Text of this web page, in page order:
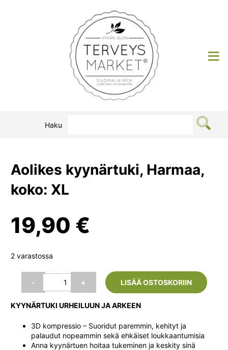
Terveysmarket
Haku
Aolikes kyynärtuki, Harmaa,
koko: XL
19,90 €
2 varastossa
-
Aolikes
kyynärtuki,
koko:
määrä
+ LISÄÄ OSTOSKORIIN
KYYNÄRTUKI URHEILUUN JA ARKEEN
3D kompressio – Suoridut paremmin, kehityt ja
palaudut nopeammin sekä ehkäiset loukkaantumisia
Anna kyynärtuen hoitaa tukeminen ja keskity sinä